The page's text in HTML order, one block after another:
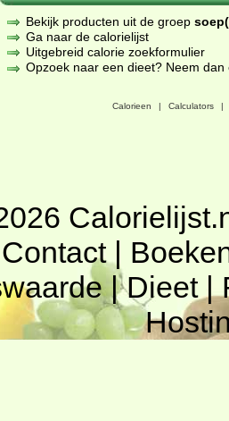
Bekijk producten uit de groep
Ga naar de calorielijst
Uitgebreid calorie zoekformulier
Opzoek naar een dieet? Neem
Calorieen | Calculators |
Contact|
|Dieet|